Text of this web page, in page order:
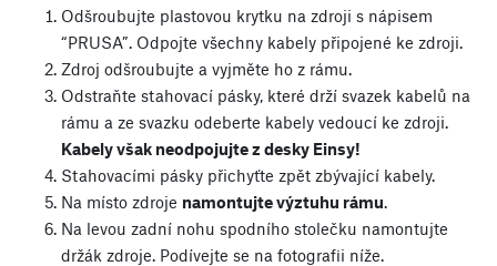
Odšroubujte plastovou krytku na zdroji s nápisem
“PRUSA”. Odpojte všechny kabely připojené ke zdroji.
Zdroj odšroubujte a vyjměte ho z rámu.
Odstraňte stahovací pásky, které drží svazek kabelů na
rámu a ze svazku odeberte kabely vedoucí ke zdroji.
Kabely však neodpojujte z desky Einsy!
Stahovacími pásky přichyťte zpět zbývající kabely.
Na místo zdroje namontujte výztuhu rámu.
Na levou zadní nohu spodního stolečku namontujte
držák zdroje. Podívejte se na fotografii níže.